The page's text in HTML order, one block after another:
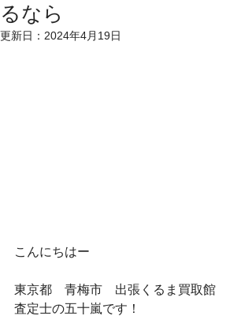
るなら
更新日： 2024年4月19日
こんにちはー
東京都　青梅市　出張くるま買取館
査定士の五十嵐です！